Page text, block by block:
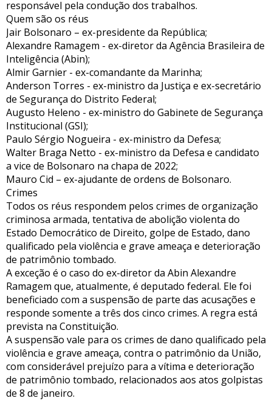
responsável pela condução dos trabalhos.
Quem são os réus
Jair Bolsonaro – ex-presidente da República;
Alexandre Ramagem - ex-diretor da Agência Brasileira de
Inteligência (Abin);
Almir Garnier - ex-comandante da Marinha;
Anderson Torres - ex-ministro da Justiça e ex-secretário
de Segurança do Distrito Federal;
Augusto Heleno - ex-ministro do Gabinete de Segurança
Institucional (GSI);
Paulo Sérgio Nogueira - ex-ministro da Defesa;
Walter Braga Netto - ex-ministro da Defesa e candidato
a vice de Bolsonaro na chapa de 2022;
Mauro Cid – ex-ajudante de ordens de Bolsonaro.
Crimes
Todos os réus respondem pelos crimes de organização
criminosa armada, tentativa de abolição violenta do
Estado Democrático de Direito, golpe de Estado, dano
qualificado pela violência e grave ameaça e deterioração
de patrimônio tombado.
A exceção é o caso do ex-diretor da Abin Alexandre
Ramagem que, atualmente, é deputado federal. Ele foi
beneficiado com a suspensão de parte das acusações e
responde somente a três dos cinco crimes. A regra está
prevista na Constituição.
A suspensão vale para os crimes de dano qualificado pela
violência e grave ameaça, contra o patrimônio da União,
com considerável prejuízo para a vítima e deterioração
de patrimônio tombado, relacionados aos atos golpistas
de 8 de janeiro.